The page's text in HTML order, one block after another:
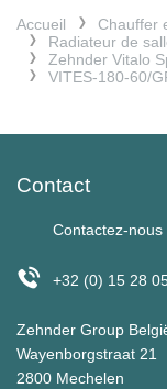
Accueil Chauffer
Radiateur de
Zehnder Vitalo
VITES-180-60/
Contact
Contactez-nous
+32 (0) 15 28
Zehnder Group
Wayenborgstraat 21
2800 Mechelen